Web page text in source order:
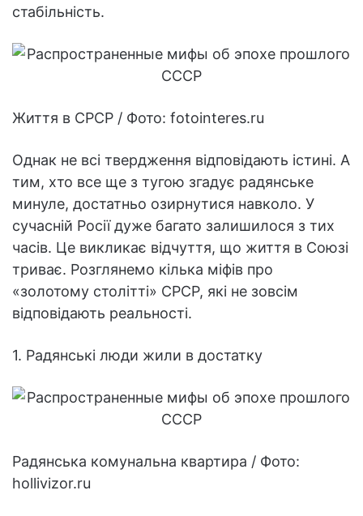
стабільність.
Життя в СРСР / Фото: fotointeres.ru
Однак не всі твердження відповідають істині. А
тим, хто все ще з тугою згадує радянське
минуле, достатньо озирнутися навколо. У
сучасній Росії дуже багато залишилося з тих
часів. Це викликає відчуття, що життя в Союзі
триває. Розглянемо кілька міфів про
«золотому столітті» СРСР, які не зовсім
відповідають реальності.
1. Радянські люди жили в достатку
Радянська комунальна квартира / Фото:
hollivizor.ru